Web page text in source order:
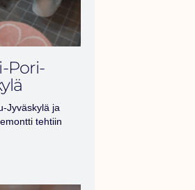
Pori-
Jyväskylä ja
tehtiin